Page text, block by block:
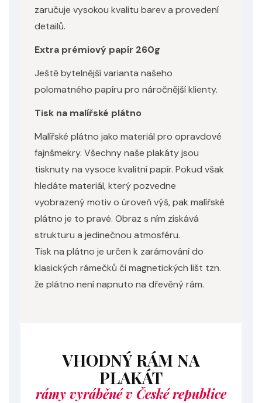
zaručuje vysokou kvalitu barev a provedení
detailů.
Extra prémiový papír 260g
Ještě bytelnější varianta našeho
polomatného papíru pro náročnější klienty.
Tisk na malířské plátno
Malířské plátno jako materiál pro opravdové
fajnšmekry. Všechny naše plakáty jsou
tisknuty na vysoce kvalitní papír. Pokud však
hledáte materiál, který pozvedne
vyobrazený motiv o úroveň výš, pak malířské
plátno je to pravé. Obraz s ním získává
strukturu a jedinečnou atmosféru.
Tisk na plátno je určen k zarámování do
klasických rámečků či magnetických lišt tzn.
že plátno není napnuto na dřevěný rám.
VHODNÝ RÁM NA
PLAKÁT
rámy vyráběné v České republice